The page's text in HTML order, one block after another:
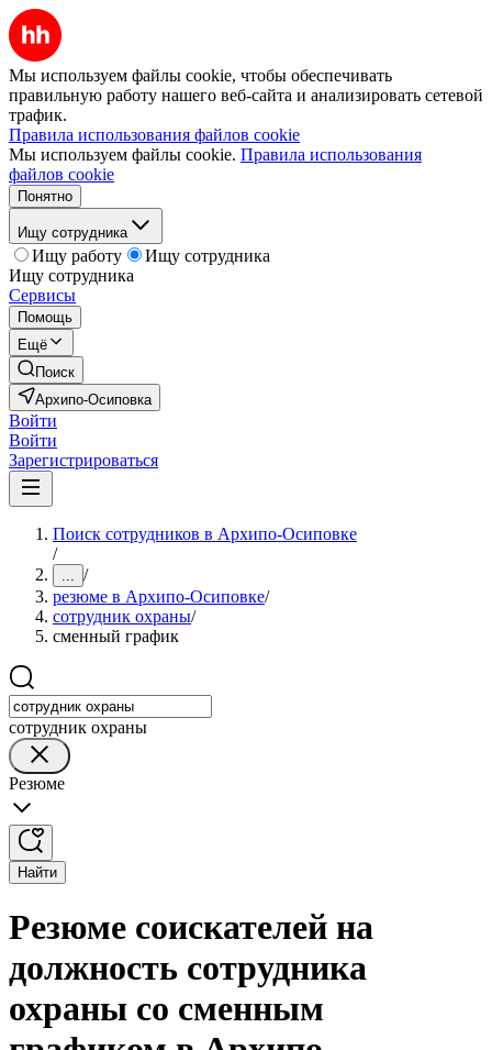
Мы используем файлы cookie, чтобы обеспечивать
правильную работу нашего веб-сайта и анализировать сетевой
трафик.
Правила использования файлов cookie
Мы используем файлы cookie. Правила использования
файлов cookie
Понятно
Ищу сотрудника
Ищу работу
Ищу сотрудника
Ищу сотрудника
Сервисы
Помощь
Ещё
Поиск
Архипо-Осиповка
Войти
Войти
Зарегистрироваться
Поиск сотрудников в Архипо-Осиповке
/
... /
резюме в Архипо-Осиповке/
сотрудник охраны/
сменный график
сотрудник охраны
Резюме
Найти
Резюме соискателей на
должность сотрудника
охраны со сменным